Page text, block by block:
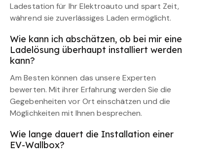
Ladestation für Ihr Elektroauto und spart Zeit,
während sie zuverlässiges Laden ermöglicht.
Wie kann ich abschätzen, ob bei mir eine
Ladelösung überhaupt installiert werden
kann?
Am Besten können das unsere Experten
bewerten. Mit ihrer Erfahrung werden Sie die
Gegebenheiten vor Ort einschätzen und die
Möglichkeiten mit Ihnen besprechen.
Wie lange dauert die Installation einer
EV-Wallbox?